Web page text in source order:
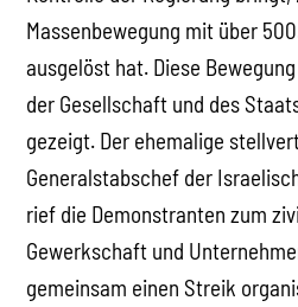
Massenbewegung mit über
ausgelöst hat. Diese
der Gesellschaft und des
gezeigt. Der ehemalige
Generalstabschef der
rief die Demonstranten zum
Gewerkschaft und
gemeinsam einen Streik